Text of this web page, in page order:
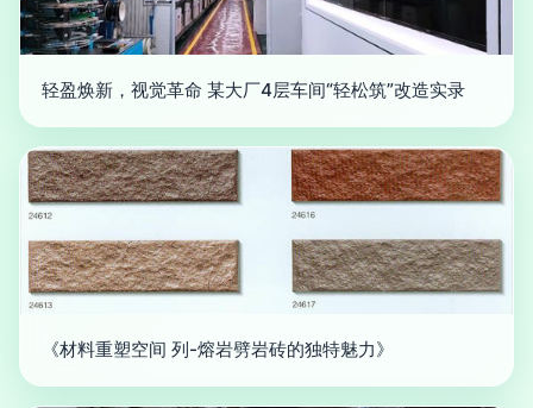
轻盈焕新，视觉革命 某大厂4层车间“轻松筑”改造实录
《材料重塑空间 列-熔岩劈岩砖的独特魅力》